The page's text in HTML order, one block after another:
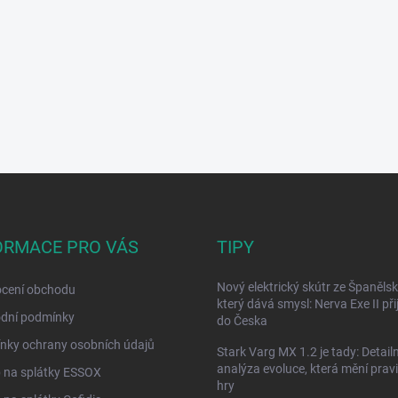
PRO VÁS
obchodu
podmínky
ochrany osobních údajů
na splátky ESSOX
TIPY
Nový elektrický skútr ze
který dává smysl: Nerva Exe II
do Česka
Stark Varg MX 1.2 je tady:
analýza evoluce, která mění
hry